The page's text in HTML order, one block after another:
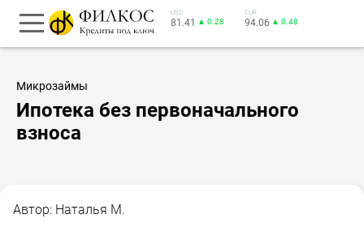
USD
81.41 ▲ 0.28
EUR
94.06 ▲ 0.48
Микрозаймы
Ипотека без первоначального
взноса
Автор: Наталья М.